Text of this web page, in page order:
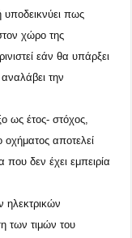
πως
χώρο της
εάν θα υπάρξει
την
ως έτος- στόχος,
αποτελεί
που δεν έχει εμπειρία
ηλεκτρικών
των τιμών του